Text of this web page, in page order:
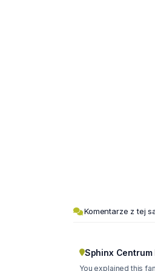
Komentarze z tej
Sphinx Centrum
You explained this